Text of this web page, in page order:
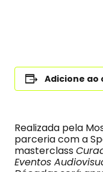
Adicione ao
Realizada pela
parceria com a
masterclass
Eventos